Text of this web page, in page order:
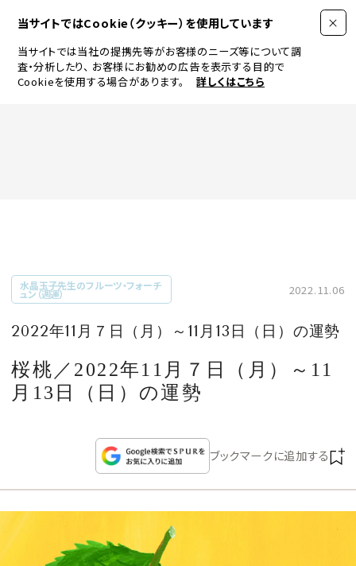
当サイトではCookie（クッキー）を使用しています
当サイトでは当社の提携先等がお客様のニーズ等について調
査・分析したり、 お客様にお勧めの広告を表示する目的で
Cookieを使用する場合があります。
詳しくはこちら
JEWELRY & WATCH
CULTURE
COLLECTION
WEDDING
FORTUNE
水晶玉子先生のフルーツ・フォーチ
ュン（週運） 2022.11.06
2022年11月７日（月）～11月13日（日）の運勢
桜桃／2022年11月７日（月）～11
月13日（日）の運勢
ブックマークに追加する